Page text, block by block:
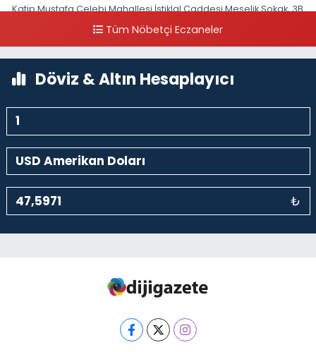
Katip Mustafa Çelebi Mahallesi İstiklal Caddesi Meşelik Sokak, 3B
Tüm Nöbetçi Eczaneler
Döviz & Altın Hesaplayıcı
₺